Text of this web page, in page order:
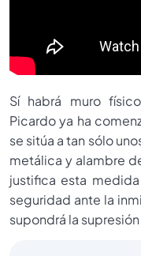
Sí habrá muro
Picardo ya ha
se sitúa a tan sólo
metálica y alambre
justifica esta
seguridad ante la
supondrá la